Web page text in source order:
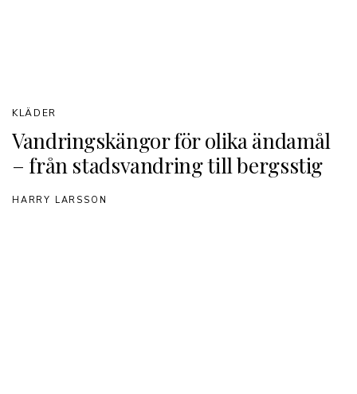
Vandringskängor för olika ändamål
– från stadsvandring till bergsstig
KLÄDER
HARRY LARSSON